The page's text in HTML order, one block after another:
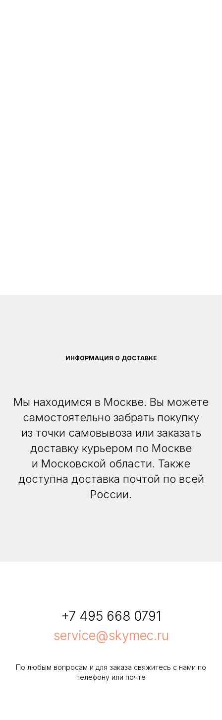
ИНФОРМАЦИЯ О ДОСТАВКЕ
Мы находимся в Москве. Вы можете
самостоятельно забрать покупку
из точки самовывоза или заказать
доставку курьером по Москве
и Московской области. Также
доступна доставка почтой по всей
России.
+7 495 668 0791
service@skymec.ru
По любым вопросам и для заказа свяжитесь с нами по
телефону или почте